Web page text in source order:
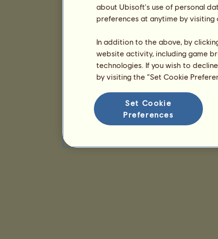
about Ubisoft's use of personal
preferences at anytime by
In addition to the above, by
website activity, including game
technologies. If you wish to
by visiting the “Set Cookie
Set Cookie
Preferences